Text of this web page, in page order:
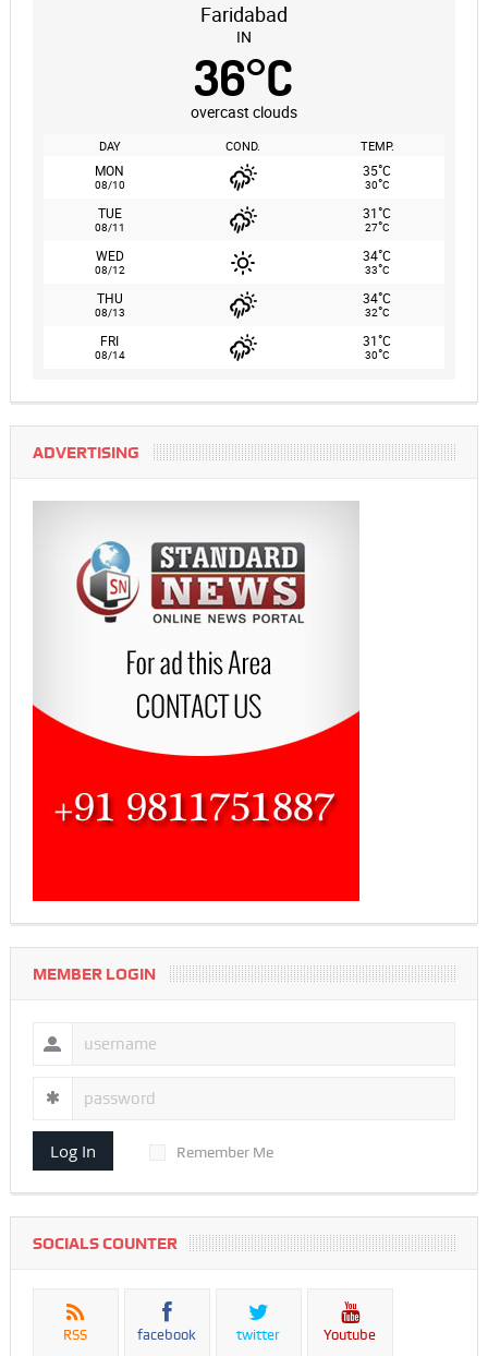
Faridabad
IN
36°C
overcast clouds
DAY COND. TEMP.
MON
08/10
35°C
30°C
TUE
08/11
31°C
27°C
WED
08/12
34°C
33°C
THU
08/13
34°C
32°C
FRI
08/14
31°C
30°C
ADVERTISING
MEMBER LOGIN
Log In Remember Me
SOCIALS COUNTER
RSS facebook twitter Youtube